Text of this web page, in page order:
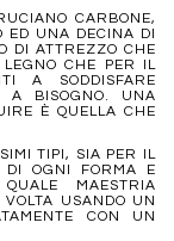
CARBONE,
ED UNA DECINA DI
DI ATTREZZO CHE
CHE PER IL
A SODDISFARE
A BISOGNO. UNA
È QUELLA CHE
TIPI, SIA PER IL
DI OGNI FORMA E
MAESTRIA
USANDO UN
CON UN